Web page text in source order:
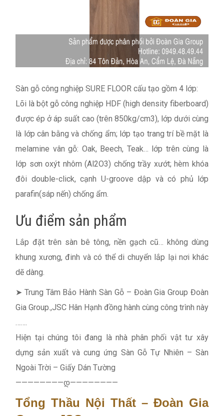
Sàn gỗ công nghiệp SURE FLOOR cấu tạo gồm 4 lớp:
Lõi là bột gỗ công nghiệp HDF (high density fiberboard)
được ép ở áp suất cao (trên 850kg/cm3), lớp dưới cùng
là lớp cân bằng và chống ẩm; lớp tạo trang trí bề mặt là
melamine vân gỗ: Oak, Beech, Teak… lớp trên cùng là
lớp sơn oxýt nhôm (Al2O3) chống trầy xướt; hèm khóa
đôi double-click, cạnh U-groove dập và có phủ lớp
parafin(sáp nến) chống ẩm.
Ưu điểm sản phẩm
Lắp đặt trên sàn bê tông, nền gạch cũ… không dùng
khung xương, đinh và có thể di chuyển lắp lại nơi khác
dẽ dàng.
➤ Trung Tâm Bảo Hành Sàn Gỗ – Đoàn Gia Group Đoàn
Gia Group.,JSC Hân Hạnh đồng hành cùng công trình này
…….
Hiện tại chúng tôi đang là nhà phân phối vật tư xây
dựng sản xuất và cung ứng Sàn Gỗ Tự Nhiên – Sàn
Ngoài Trời – Giấy Dán Tường
————————დ————————
Tổng Thầu Nội Thất – Đoàn Gia